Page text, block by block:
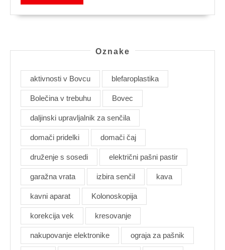
Oznake
aktivnosti v Bovcu blefaroplastika
Bolečina v trebuhu Bovec
daljinski upravljalnik za senčila
domači pridelki domači čaj
druženje s sosedi električni pašni pastir
garažna vrata izbira senčil kava
kavni aparat Kolonoskopija
korekcija vek kresovanje
nakupovanje elektronike ograja za pašnik